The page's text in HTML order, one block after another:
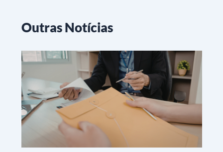
Outras Notícias